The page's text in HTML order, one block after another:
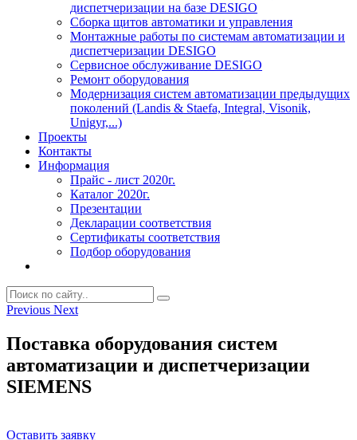
диспетчеризации на базе DESIGO
Сборка щитов автоматики и управления
Монтажные работы по системам автоматизации и
диспетчеризации DESIGO
Сервисное обслуживание DESIGO
Ремонт оборудования
Модернизация систем автоматизации предыдущих
поколений (Landis & Staefa, Integral, Visonik,
Unigyr,...)
Проекты
Контакты
Информация
Прайс - лист 2020г.
Каталог 2020г.
Презентации
Декларации соответствия
Сертификаты соответствия
Подбор оборудования
Previous Next
Поставка оборудования систем
автоматизации и диспетчеризации
SIEMENS
Оставить заявку